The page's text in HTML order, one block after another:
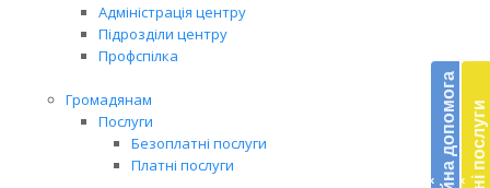
Адміністрація центру
Підрозділи центру
Профспілка
Громадянам
Послуги
Безоплатні послуги
Платні послуги
‹ ‹